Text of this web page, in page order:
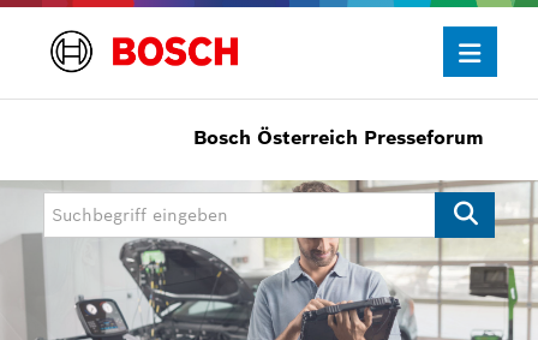
Presseinformationen
Allgemein/Wirtschaft
Bosch Innovationspreis
eBike Systems
Bosch Österreich Presseforum